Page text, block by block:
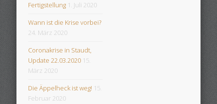
Fertigstellung 1. Juli 2020
Wann ist die Krise vorbei?
24. März 2020
Coronakrise in Staudt,
Update 22.03.2020 15.
März 2020
Die Äppelheck ist weg! 15.
Februar 2020